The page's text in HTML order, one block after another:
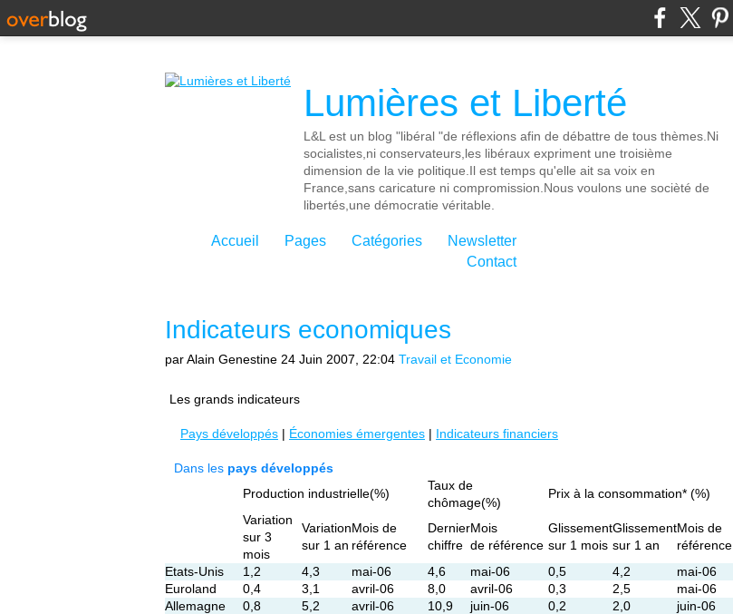
Lumières et Liberté
L&L est un blog "libéral "de réflexions afin de débattre de tous thèmes.Ni
socialistes,ni conservateurs,les libéraux expriment une troisième
dimension de la vie politique.Il est temps qu'elle ait sa voix en
France,sans caricature ni compromission.Nous voulons une socièté de
libertés,une démocratie véritable.
Accueil Pages Catégories
Newsletter
Contact
Indicateurs economiques
par Alain Genestine 24 Juin 2007, 22:04 Travail et Economie
Les grands indicateurs
Pays développés | Économies émergentes | Indicateurs financiers
Dans les pays développés
Production industrielle(%)
Taux de
chômage(%)
Prix à la consommation* (%)
Variation
sur 3
mois
Variation
sur 1 an
Mois de
référence
Dernier
chiffre
Mois
de référence
Glissement
sur 1 mois
Glissement
sur 1 an
Mois de
référence
Etats-Unis
1,2 4,3 mai-06 4,6 mai-06 0,5 4,2
mai-06
Euroland
0,4 3,1 avril-06 8,0 avril-06 0,3 2,5
mai-06
Allemagne
0,8 5,2 avril-06 10,9 juin-06 0,2 2,0
juin-06